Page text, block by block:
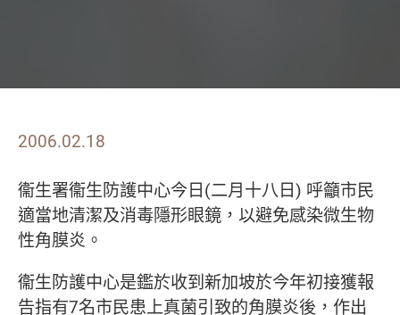
2006.02.18
衞生署衞生防護中心今日(二月十八日) 呼籲市民
適當地清潔及消毒隱形眼鏡，以避免感染微生物
性角膜炎。
衞生防護中心是鑑於收到新加坡於今年初接獲報
告指有7名市民患上真菌引致的角膜炎後，作出